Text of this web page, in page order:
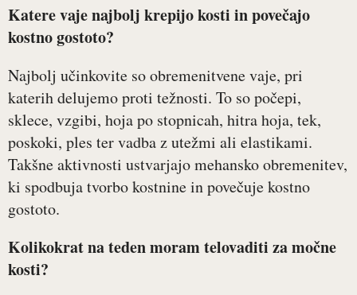
Katere vaje najbolj krepijo kosti in povečajo
kostno gostoto?
Najbolj učinkovite so obremenitvene vaje, pri
katerih delujemo proti težnosti. To so počepi,
sklece, vzgibi, hoja po stopnicah, hitra hoja, tek,
poskoki, ples ter vadba z utežmi ali elastikami.
Takšne aktivnosti ustvarjajo mehansko obremenitev,
ki spodbuja tvorbo kostnine in povečuje kostno
gostoto.
Kolikokrat na teden moram telovaditi za močne
kosti?